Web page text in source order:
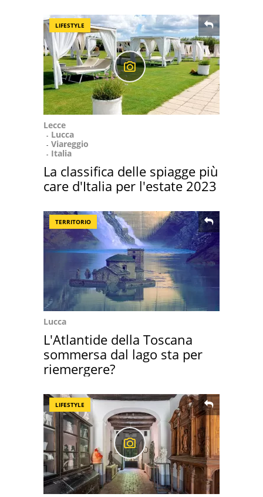
LIFESTYLE
Lecce
Lucca
Viareggio
Italia
La classifica delle spiagge più
care d'Italia per l'estate 2023
TERRITORIO
Lucca
L'Atlantide della Toscana
sommersa dal lago sta per
riemergere?
LIFESTYLE